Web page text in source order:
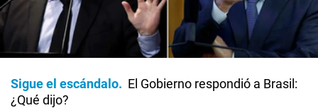
Sigue el escándalo
El Gobierno respondió a Brasil:
¿Qué dijo?